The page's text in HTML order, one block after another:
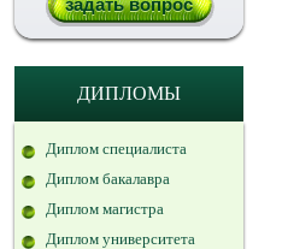
ДИПЛОМЫ
Диплом специалиста
Диплом бакалавра
Диплом магистра
Диплом университета